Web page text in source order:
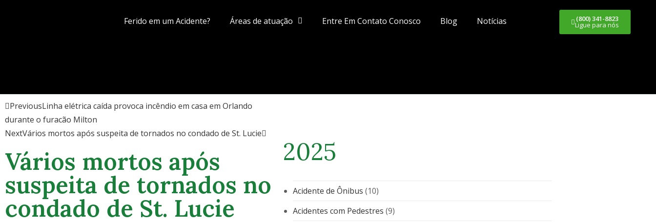
(800) 341-8823
Ligue para nós
Ferido em um Acidente? Áreas de atuação Entre Em Contato Conosco Blog Notícias
PreviousLinha elétrica caída provoca incêndio em casa em Orlando
durante o furacão Milton
NextVários mortos após suspeita de tornados no condado de St. Lucie
Vários mortos após
suspeita de tornados no
condado de St. Lucie
2025
Acidente de Ônibus (10)
Acidentes com Pedestres (9)